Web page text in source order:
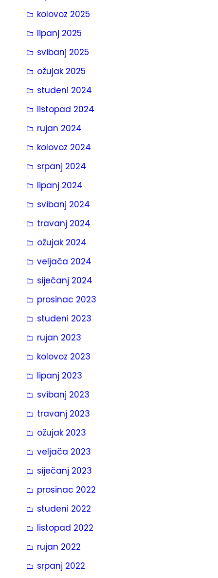
kolovoz 2025
lipanj 2025
svibanj 2025
ožujak 2025
studeni 2024
listopad 2024
rujan 2024
kolovoz 2024
srpanj 2024
lipanj 2024
svibanj 2024
travanj 2024
ožujak 2024
veljača 2024
siječanj 2024
prosinac 2023
studeni 2023
rujan 2023
kolovoz 2023
lipanj 2023
svibanj 2023
travanj 2023
ožujak 2023
veljača 2023
siječanj 2023
prosinac 2022
studeni 2022
listopad 2022
rujan 2022
srpanj 2022